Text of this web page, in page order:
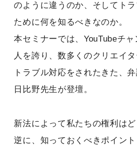
のように違うのか、そしてト
ために何を知るべきなのか。
本セミナーでは、YouTubeチ
人を誇り、数多くのクリエイ
トラブル対応をされたきた、
日比野先生が登壇。
新法によって私たちの権利はど
逆に、知っておくべきポイント